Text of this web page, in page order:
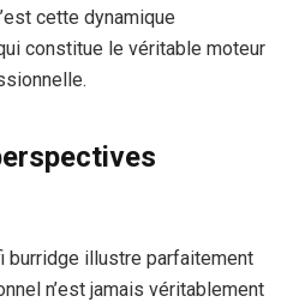
cette dynamique
constitue le véritable moteur
burridge illustre parfaitement
n’est jamais véritablement